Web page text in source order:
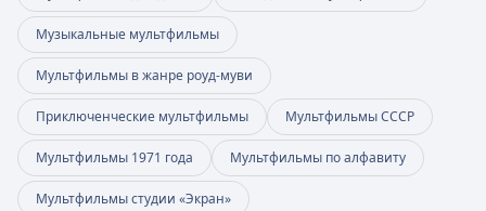
Музыкальные мультфильмы
Мультфильмы в жанре роуд-муви
Приключенческие мультфильмы Мультфильмы СССР
Мультфильмы 1971 года Мультфильмы по алфавиту
Мультфильмы студии «Экран»